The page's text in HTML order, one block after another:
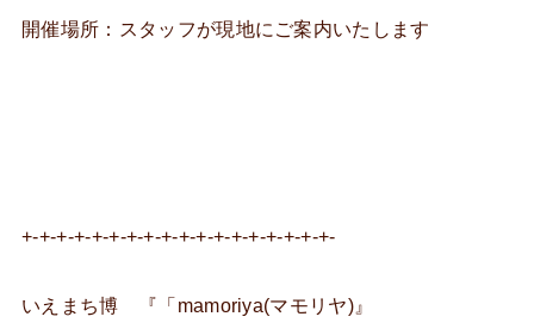
開催場所：スタッフが現地にご案内いたします
+-+-+-+-+-+-+-+-+-+-+-+-+-+-+-+-+-+-
いえまち博 『「mamoriya(マモリヤ)』